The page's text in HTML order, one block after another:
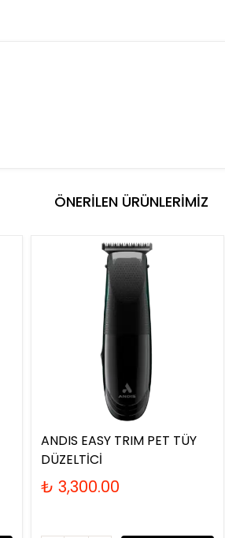
ÖNERİLEN ÜRÜNLERİMİZ
ANDIS EASY TRIM PET TÜY
DÜZELTİCİ
₺ 3,300.00